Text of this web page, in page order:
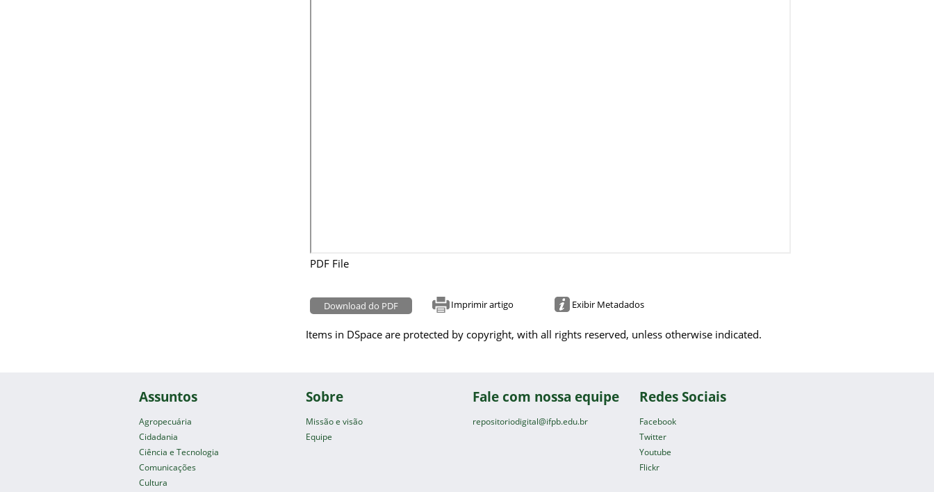
PDF File
Download do PDF Imprimir artigo Exibir Metadados
Items in DSpace are protected by copyright, with all rights reserved, unless otherwise indicated.
Assuntos
Agropecuária
Cidadania
Ciência e Tecnologia
Comunicações
Cultura
Sobre
Missão e visão
Equipe
Fale com nossa equipe
repositoriodigital@ifpb.edu.br
Redes Sociais
Facebook
Twitter
Youtube
Flickr